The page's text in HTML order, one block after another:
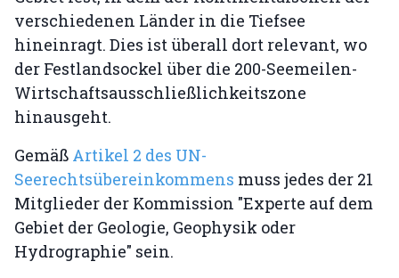
verschiedenen Länder in die Tiefsee
hineinragt. Dies ist überall dort relevant, wo
der Festlandsockel über die 200-Seemeilen-
Wirtschaftsausschließlichkeitszone
hinausgeht.
Gemäß Artikel 2 des UN-
Seerechtsübereinkommens muss jedes der 21
Mitglieder der Kommission "Experte auf dem
Gebiet der Geologie, Geophysik oder
Hydrographie" sein.